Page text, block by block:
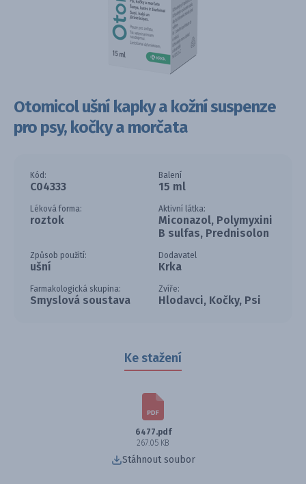
Otomicol ušní kapky a kožní suspenze
pro psy, kočky a morčata
Kód:
C04333
Balení
15 ml
Léková forma:
roztok
Aktivní látka:
Miconazol, Polymyxini
B sulfas, Prednisolon
Způsob použití:
ušní
Dodavatel
Krka
Farmakologická skupina:
Smyslová soustava
Zvíře:
Hlodavci, Kočky, Psi
Ke stažení
6477.pdf
267.05 KB
Stáhnout soubor